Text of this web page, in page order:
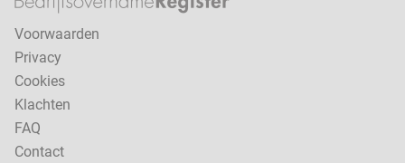
Voorwaarden
Privacy
Cookies
Klachten
FAQ
Contact